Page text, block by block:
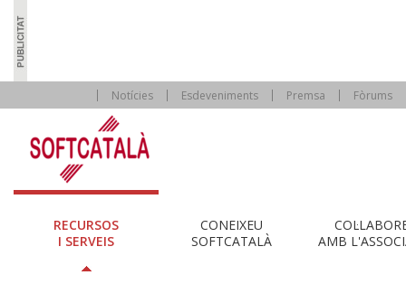
Notícies Esdeveniments Premsa Fòrums
RECURSOS
I SERVEIS
CONEIXEU
SOFTCATALÀ
AMB